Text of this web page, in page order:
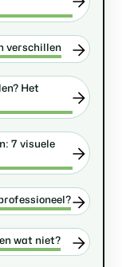
verschillen
Het
7 visuele
wat niet?